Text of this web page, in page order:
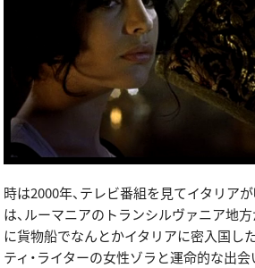
時は2000年、テレビ番組を見てイタリア
は、ルーマニアのトランシルヴァニア地
に貨物船でなんとかイタリアに密入国し
ティ・ライターの女性ゾラと運命的な出会